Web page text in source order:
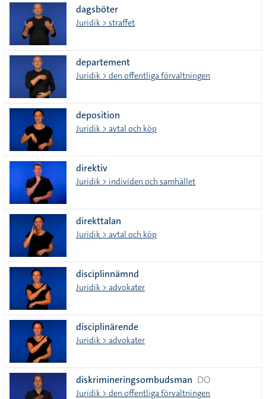
tecken
dagsböter
Juridik > straffet
departement
Juridik > den offentliga förvaltningen
deposition
Juridik > avtal och köp
direktiv
Juridik > individen och samhället
direkttalan
Juridik > avtal och köp
disciplinnämnd
Juridik > advokater
disciplinärende
Juridik > advokater
diskrimineringsombudsman DO
Juridik > den offentliga förvaltningen